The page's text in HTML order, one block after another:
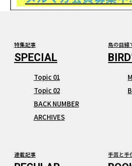
特集記事
Topic 01
Topic 02
BACK NUMBER
ARCHIVES
鳥の目線
連載記事 手芸と手